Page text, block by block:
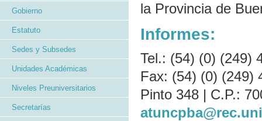
la Provincia de
Informes:
Tel.: (54) (0) (249)
Fax: (54) (0) (249)
Pinto 348 | C.P.:
Gobierno
Estatuto
Sedes y Subsedes
Unidades Académicas
Niveles Preuniversitarios
Secretarías